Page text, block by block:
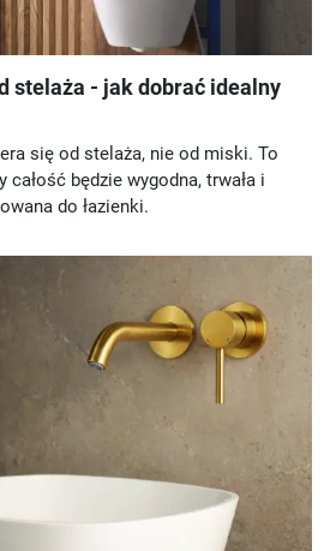
stelaża - jak dobrać idealny
się od stelaża, nie od miski. To
całość będzie wygodna, trwała i
do łazienki.